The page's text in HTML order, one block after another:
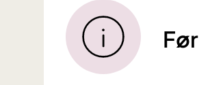
Før